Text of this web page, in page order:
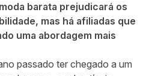
barata prejudicará os
mas há afiliadas que
uma abordagem mais
passado ter chegado a um